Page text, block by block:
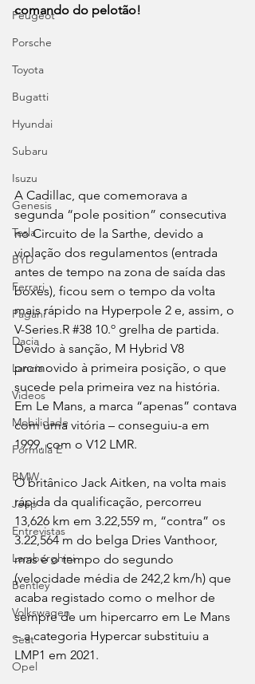
Peugeot
Porsche
Toyota
Bugatti
Hyundai
Subaru
Isuzu
Genesis
Tesla
BYD
Ferrari
Pagani
Dacia
Lancia
Videos
Mobilidade
Fórmula E
BMW
Jeep
Entrevistas
Lamborghini
Bentley
Volkswagen
Seat
Opel
comando do pelotão!
A Cadillac, que comemorava a
segunda “pole position” consecutiva
no Circuito de la Sarthe, devido a
violação dos regulamentos (entrada
antes de tempo na zona de saída das
boxes), ficou sem o tempo da volta
mais rápido na Hyperpole 2 e, assim, o
V-Series.R #38 10.º grelha de partida.
Devido à sanção, M Hybrid V8
promovido à primeira posição, o que
sucede pela primeira vez na história.
Em Le Mans, a marca “apenas” contava
com uma vitória – conseguiu-a em
1999, com o V12 LMR.
O britânico Jack Aitken, na volta mais
rápida da qualificação, percorreu
13,626 km em 3.22,559 m, “contra” os
3.22,564 m do belga Dries Vanthoor,
mas é o tempo do segundo
(velocidade média de 242,2 km/h) que
acaba registado como o melhor de
sempre de um hipercarro em Le Mans
– a categoria Hypercar substituiu a
LMP1 em 2021.